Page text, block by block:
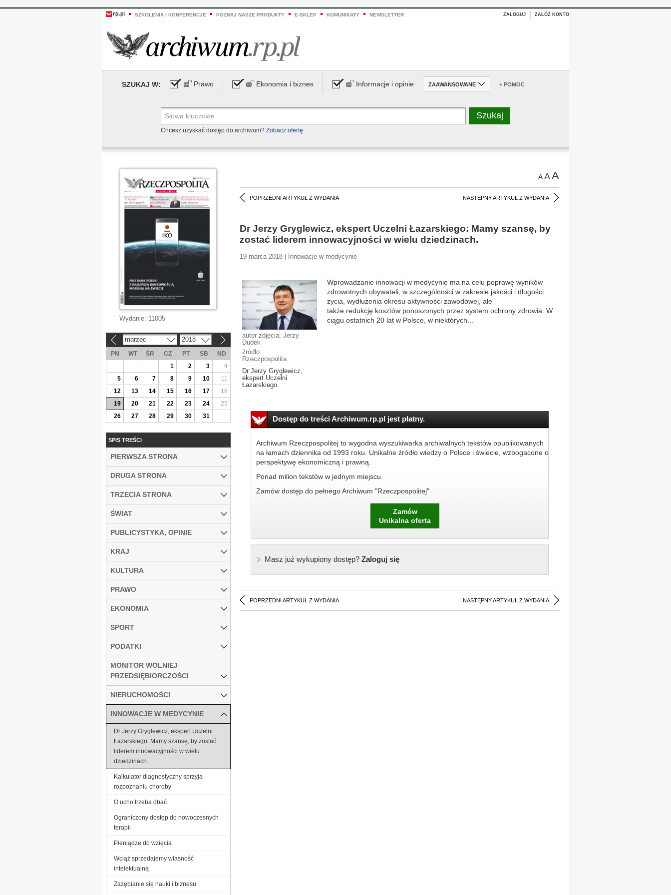
SZKOLENIA I KONFERENCJE POZNAJ NASZE PRODUKTY E-SKLEP KOMUNIKATY NEWSLETTER ZALOGUJ ZAŁÓŻ KONTO
SZUKAJ W: Prawo Ekonomia i biznes Informacje i opinie ZAAWANSOWANE + POMOC
Chcesz uzyskać dostęp do archiwum? Zobacz ofertę
AAA
POPRZEDNI ARTYKUŁ Z WYDANIA NASTĘPNY ARTYKUŁ Z WYDANIA
Dr Jerzy Gryglewicz, ekspert Uczelni Łazarskiego: Mamy szansę, by
zostać liderem innowacyjności w wielu dziedzinach.
19 marca 2018 | Innowacje w medycynie
autor zdjęcia: Jerzy
Dudek
źródło:
Rzeczpospolita
Dr Jerzy Gryglewicz,
ekspert Uczelni
Łazarskiego.
Wprowadzanie innowacji w medycynie ma na celu poprawę wyników
zdrowotnych obywateli, w szczególności w zakresie jakości i długości
życia, wydłużenia okresu aktywności zawodowej, ale
także redukcję kosztów ponoszonych przez system ochrony zdrowia. W
ciągu ostatnich 20 lat w Polsce, w niektórych...
Dostęp do treści Archiwum.rp.pl jest płatny.
Archiwum Rzeczpospolitej to wygodna wyszukiwarka archiwalnych tekstów opublikowanych
na łamach dziennika od 1993 roku. Unikalne źródło wiedzy o Polsce i świecie, wzbogacone o
perspektywę ekonomiczną i prawną.
Ponad milion tekstów w jednym miejscu.
Zamów dostęp do pełnego Archiwum "Rzeczpospolitej"
Zamów
Unikalna oferta
Masz już wykupiony dostęp?Zaloguj się
POPRZEDNI ARTYKUŁ Z WYDANIA NASTĘPNY ARTYKUŁ Z WYDANIA
Wydanie: 11005
marzec 2018
PN WT ŚR CZ PT SB
ND
1
2 3
4
5
6 7 8 9 10
11
12
13 14 15 16 17
18
19
20 21 22 23 24
25
26
27 28 29 30 31
SPIS TREŚCI
PIERWSZA STRONA
DRUGA STRONA
TRZECIA STRONA
ŚWIAT
PUBLICYSTYKA, OPINIE
KRAJ
KULTURA
PRAWO
EKONOMIA
SPORT
PODATKI
MONITOR WOLNIEJ
PRZEDSIĘBIORCZOŚCI
NIERUCHOMOŚCI
INNOWACJE W MEDYCYNIE
Dr Jerzy Gryglewicz, ekspert Uczelni
Łazarskiego: Mamy szansę, by zostać
liderem innowacyjności w wielu
dziedzinach.
Kalkulator diagnostyczny sprzyja
rozpoznaniu choroby
O ucho trzeba dbać
Ograniczony dostęp do nowoczesnych
terapii
Pieniądze do wzięcia
Wciąż sprzedajemy własność
intelektualną
Zazębianie się nauki i biznesu